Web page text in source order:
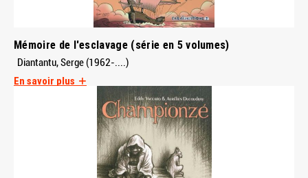
Mémoire de l'esclavage (série en 5 volumes)
Diantantu, Serge (1962-....)
En savoir plus